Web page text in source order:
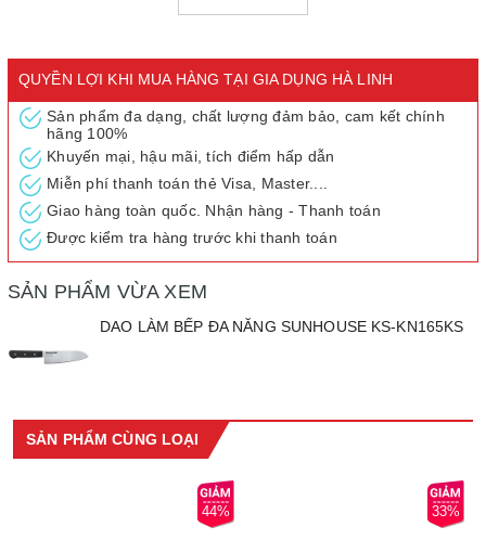
Dao làm bếp đa năng Sunhouse KS-KN165KS được thiết kế đơn
giản với màu bạc sáng bóng, không chỉ hỗ trợ tối đa cho công
việc bếp núc mà còn góp phần mang đến vẻ trang nhã, hiện đại
cho không gian bếp nhà bạn.
Cán cầm chắc chắn nhờ công nghệ đúc 2 lớp
Thiết kế chuôi dao không quá cầu kỳ và được sản xuất dựa trên
công nghệ đúc 2 lớp vô cùng chắn chắn từ nhựa PP nguyên sinh.
Điều này tạo cho người dùng cảm giác thuận tiện và dễ dàng
trong thao tác cắt và chặt thực phẩm.
QUYỀN LỢI KHI MUA HÀNG TẠI GIA DỤNG HÀ LINH
Sản phẩm đa dạng, chất lượng đảm bảo, cam kết chính
hãng 100%
Khuyến mại, hậu mãi, tích điểm hấp dẫn
Miễn phí thanh toán thẻ Visa, Master....
Giao hàng toàn quốc. Nhận hàng - Thanh toán
Được kiểm tra hàng trước khi thanh toán
SẢN PHẨM VỪA XEM
DAO LÀM BẾP ĐA NĂNG SUNHOUSE KS-KN165KS
SẢN PHẨM CÙNG LOẠI
44% 33%